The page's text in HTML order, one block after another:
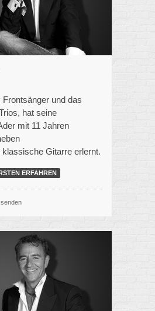
und das
hat seine
mit 11 Jahren
Gitarre erlernt.
ERFAHREN